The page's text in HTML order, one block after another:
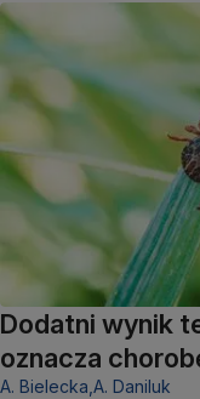
Dodatni wynik
oznacza
A. Bielecka, A. Daniluk